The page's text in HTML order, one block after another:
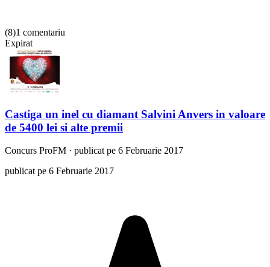
(8)1 comentariu
Expirat
Castiga un inel cu diamant Salvini Anvers in valoare
de 5400 lei si alte premii
Concurs ProFM · publicat pe 6 Februarie 2017
publicat pe 6 Februarie 2017